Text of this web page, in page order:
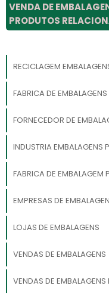
VENDA DE
PRODUTOS
RECICLAGEM
FABRICA DE EMBALAGENS
FORNECEDOR DE
INDUSTRIA EMBALAGENS
FABRICA DE EMBALAGEM
EMPRESAS DE
LOJAS DE EMBALAGENS
VENDAS DE EMBALAGENS
VENDAS DE EMBALAGENS